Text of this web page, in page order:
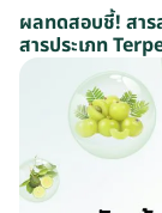
ผลทดสอบชี้! สาร
สารประเภท